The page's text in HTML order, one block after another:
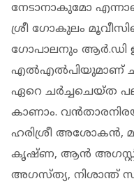
നേടാനാകുമോ
ശ്രീ ഗോകുലം
ഗോപാലനും ആർ.ഡി
എൽഎൽപിയുമാണ്
ഏറെ ചർച്ചചെയ്ത പല
കാണാം.
ഹരിശ്രീ അശോകൻ,
കൃഷ്ണ, ആൻ
അഗസ്ത്യ, നിശാന്ത്